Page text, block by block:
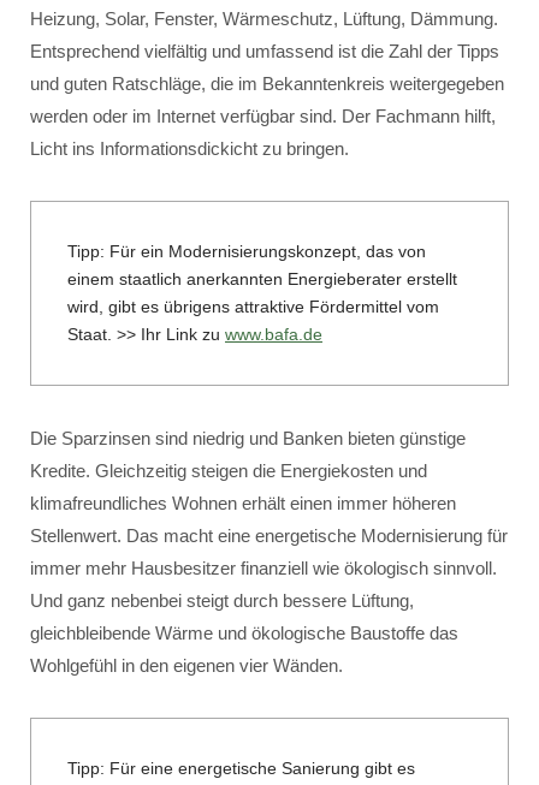
Heizung, Solar, Fenster, Wärmeschutz, Lüftung, Dämmung.
Entsprechend vielfältig und umfassend ist die Zahl der Tipps
und guten Ratschläge, die im Bekanntenkreis weitergegeben
werden oder im Internet verfügbar sind. Der Fachmann hilft,
Licht ins Informationsdickicht zu bringen.
Tipp: Für ein Modernisierungskonzept, das von
einem staatlich anerkannten Energieberater erstellt
wird, gibt es übrigens attraktive Fördermittel vom
Staat. >> Ihr Link zu www.bafa.de
Die Sparzinsen sind niedrig und Banken bieten günstige
Kredite. Gleichzeitig steigen die Energiekosten und
klimafreundliches Wohnen erhält einen immer höheren
Stellenwert. Das macht eine energetische Modernisierung für
immer mehr Hausbesitzer finanziell wie ökologisch sinnvoll.
Und ganz nebenbei steigt durch bessere Lüftung,
gleichbleibende Wärme und ökologische Baustoffe das
Wohlgefühl in den eigenen vier Wänden.
Tipp: Für eine energetische Sanierung gibt es